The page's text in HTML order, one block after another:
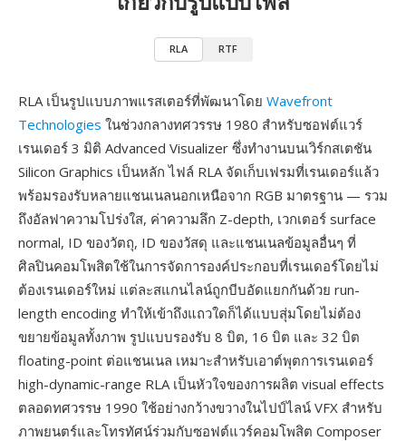
RLA RTF
RLA เป็นรูปแบบภาพแรสเตอร์ที่พัฒนาโดย Wavefront
Technologies ในช่วงกลางทศวรรษ 1980 สำหรับซอฟต์แวร์
เรนเดอร์ 3 มิติ Advanced Visualizer ซึ่งทำงานบนเวิร์กสเตชัน
Silicon Graphics เป็นหลัก ไฟล์ RLA จัดเก็บเฟรมที่เรนเดอร์แล้ว
พร้อมรองรับหลายแชนเนลนอกเหนือจาก RGB มาตรฐาน — รวม
ถึงอัลฟาความโปร่งใส, ค่าความลึก Z-depth, เวกเตอร์ surface
normal, ID ของวัตถุ, ID ของวัสดุ และแชนเนลข้อมูลอื่นๆ ที่
ศิลปินคอมโพสิตใช้ในการจัดการองค์ประกอบที่เรนเดอร์โดยไม่
ต้องเรนเดอร์ใหม่ แต่ละสแกนไลน์ถูกบีบอัดแยกกันด้วย run-
length encoding ทำให้เข้าถึงแถวใดก็ได้แบบสุ่มโดยไม่ต้อง
ขยายข้อมูลทั้งภาพ รูปแบบรองรับ 8 บิต, 16 บิต และ 32 บิต
floating-point ต่อแชนเนล เหมาะสำหรับเอาต์พุตการเรนเดอร์
high-dynamic-range RLA เป็นหัวใจของการผลิต visual effects
ตลอดทศวรรษ 1990 ใช้อย่างกว้างขวางในไปป์ไลน์ VFX สำหรับ
ภาพยนตร์และโทรทัศน์ร่วมกับซอฟต์แวร์คอมโพสิต Composer